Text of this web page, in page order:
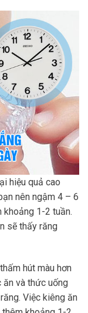
hiệu quả cao
nên ngậm 4 – 6
khoảng 1-2 tuần.
sẽ thấy răng
hút màu hơn
ăn và thức uống
Việc kiêng ăn